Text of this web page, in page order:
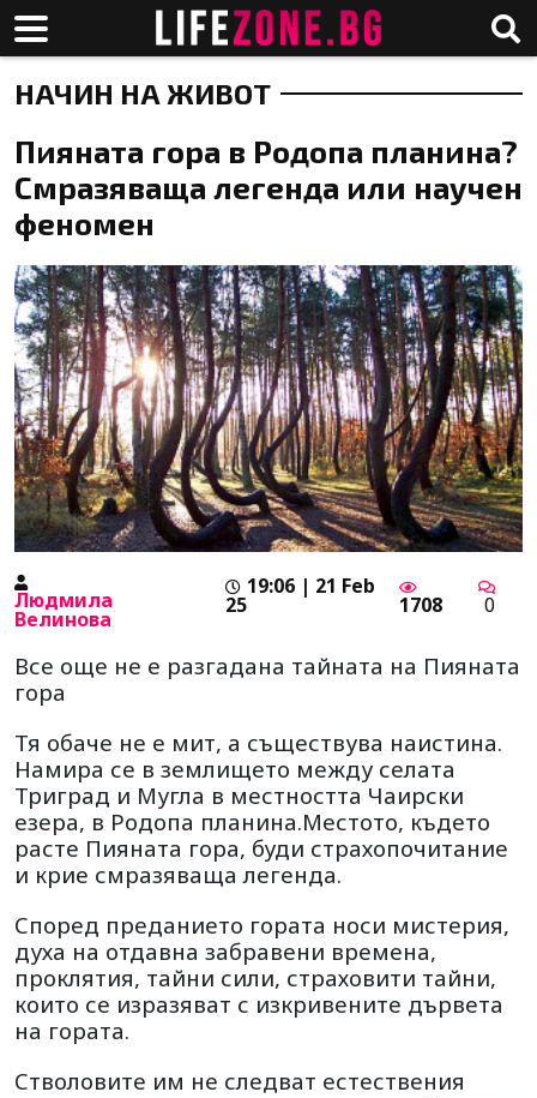
НАЧИН НА ЖИВОТ
Пияната гора в Родопа планина?
Смразяваща легенда или научен
феномен
Людмила
Велинова
19:06 | 21 Feb
25 1708 0
Все още не е разгадана тайната на Пияната
гора
Тя обаче не е мит, а съществува наистина.
Намира се в землището между селата
Триград и Мугла в местността Чаирски
езера, в Родопа планина.Местото, където
расте Пияната гора, буди страхопочитание
и крие смразяваща легенда.
Според преданието гората носи мистерия,
духа на отдавна забравени времена,
проклятия, тайни сили, страховити тайни,
които се изразяват с изкривените дървета
на гората.
Стволовите им не следват естествения